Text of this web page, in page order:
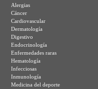
Alergias
Cáncer
Cardiovascular
Dermatología
Digestivo
Endocrinología
Enfermedades raras
Hematología
Infecciosas
Inmunología
Medicina del deporte